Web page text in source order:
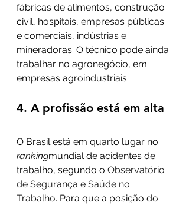
fábricas de alimentos, construção
civil, hospitais, empresas públicas
e comerciais, indústrias e
mineradoras. O técnico pode ainda
trabalhar no agronegócio, em
empresas agroindustriais.
4. A profissão está em alta
O Brasil está em quarto lugar no
rankingmundial de acidentes de
trabalho, segundo o Observatório
de Segurança e Saúde no
Trabalho. Para que a posição do